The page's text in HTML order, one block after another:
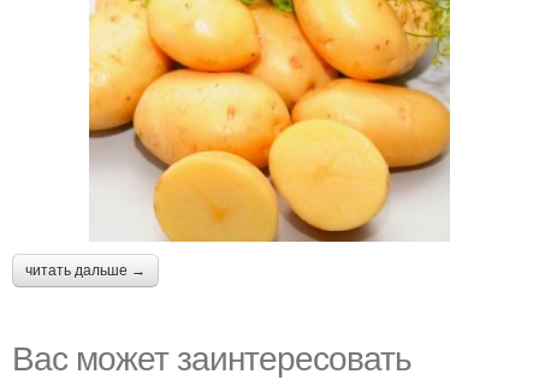
читать дальше →
Вас может заинтересовать